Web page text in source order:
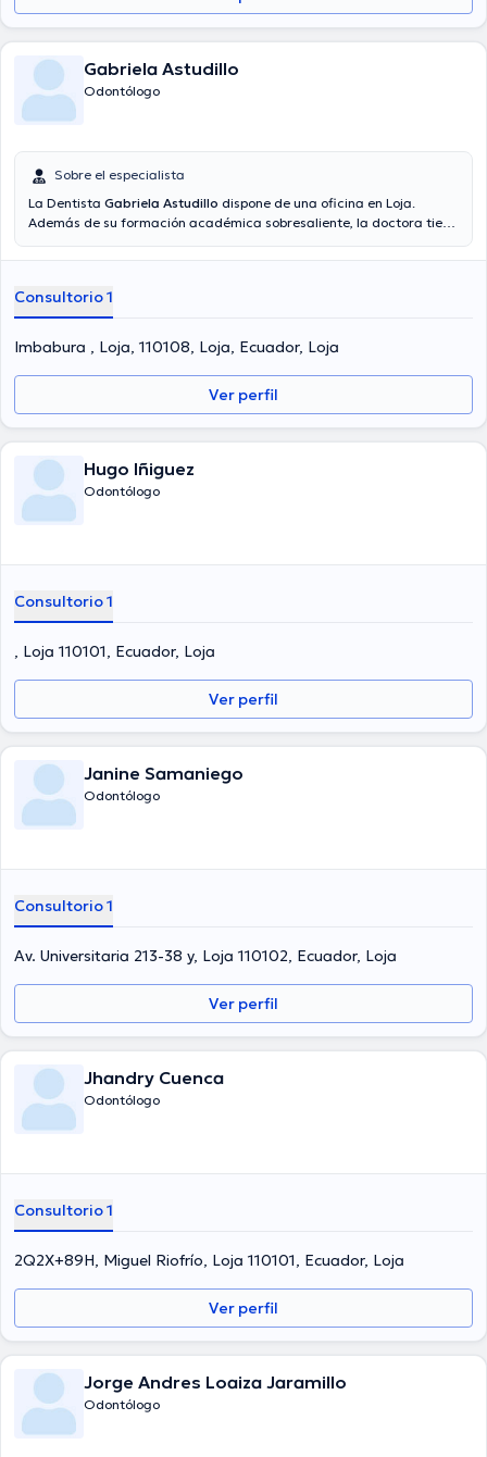
Gabriela Astudillo
Odontólogo
Sobre el especialista
La Dentista Gabriela Astudillo dispone de una oficina en Loja.
Además de su formación académica sobresaliente, la doctora tiene
tiene varios años de experiencia laboral en su área de
diversas asociaciones médicas. Gabriela Astudillo ha participado en
innumerables conferencias con la intención de lograr tener una
formación continua en su temática de especialización y ha
compartido diversas ediciones.
Consultorio 1
Imbabura , Loja, 110108, Loja, Ecuador, Loja
Ver perfil
Hugo Iñiguez
Odontólogo
Consultorio 1
, Loja 110101, Ecuador, Loja
Ver perfil
Janine Samaniego
Odontólogo
Consultorio 1
Av. Universitaria 213-38 y, Loja 110102, Ecuador, Loja
Ver perfil
Jhandry Cuenca
Odontólogo
Consultorio 1
2Q2X+89H, Miguel Riofrío, Loja 110101, Ecuador, Loja
Ver perfil
Jorge Andres Loaiza Jaramillo
Odontólogo